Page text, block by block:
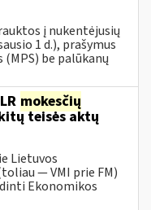
į nukentėjusių
1 d.), prašymus
be palūkanų
mokesčių
teisės aktų
Lietuvos
— VMI prie FM)
Ekonomikos